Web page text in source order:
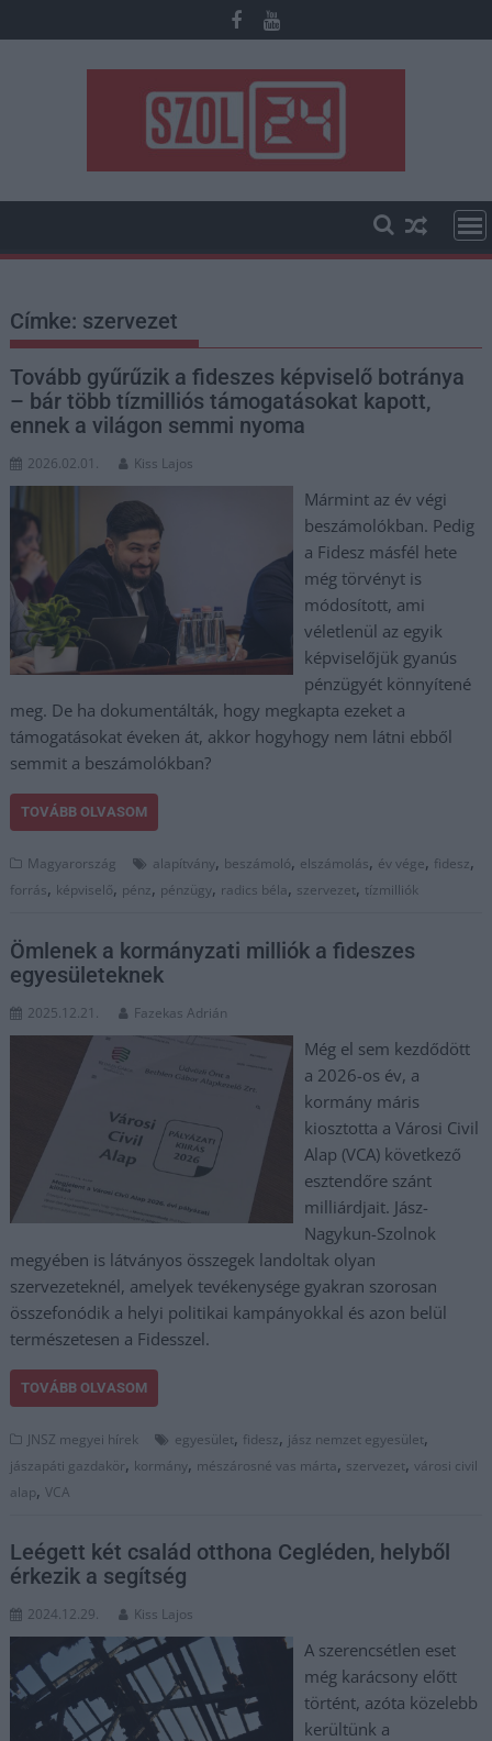
to
Címke: szervezet
Tovább gyűrűzik a fideszes képviselő botránya
– bár több tízmilliós támogatásokat kapott,
ennek a világon semmi nyoma
2026.02.01. Kiss Lajos
Mármint az év végi
beszámolókban. Pedig
a Fidesz másfél hete
még törvényt is
módosított, ami
véletlenül az egyik
képviselőjük gyanús
pénzügyét könnyítené
meg. De ha dokumentálták, hogy megkapta ezeket a
támogatásokat éveken át, akkor hogyhogy nem látni ebből
semmit a beszámolókban?
TOVÁBB OLVASOM
Magyarország alapítvány, beszámoló, elszámolás, év vége, fidesz,
forrás, képviselő, pénz, pénzügy, radics béla, szervezet, tízmilliók
Ömlenek a kormányzati milliók a fideszes
egyesületeknek
2025.12.21. Fazekas Adrián
Még el sem kezdődött
a 2026-os év, a
kormány máris
kiosztotta a Városi Civil
Alap (VCA) következő
esztendőre szánt
milliárdjait. Jász-
Nagykun-Szolnok
megyében is látványos összegek landoltak olyan
szervezeteknél, amelyek tevékenysége gyakran szorosan
összefonódik a helyi politikai kampányokkal és azon belül
természetesen a Fidesszel.
TOVÁBB OLVASOM
JNSZ megyei hírek egyesület, fidesz, jász nemzet egyesület,
jászapáti gazdakör, kormány, mészárosné vas márta, szervezet,városi civil
alap,VCA
Leégett két család otthona Cegléden, helyből
érkezik a segítség
2024.12.29. Kiss Lajos
A szerencsétlen eset
még karácsony előtt
történt, azóta közelebb
kerültünk a